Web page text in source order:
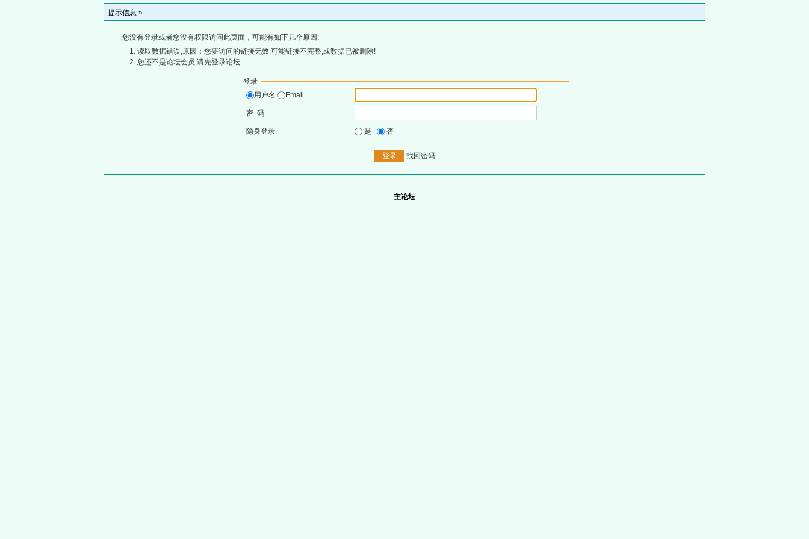
提示信息 »
您没有登录或者您没有权限访问此页面，可能有如下几个原因:
读取数据错误,原因：您要访问的链接无效,可能链接不完整,或数据已被删除!
您还不是论坛会员,请先登录论坛
登录
用户名
Email
密 码
隐身登录 是 否
找回密码
主论坛